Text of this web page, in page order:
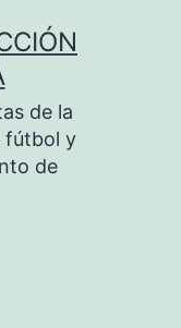
de la
fútbol y
de